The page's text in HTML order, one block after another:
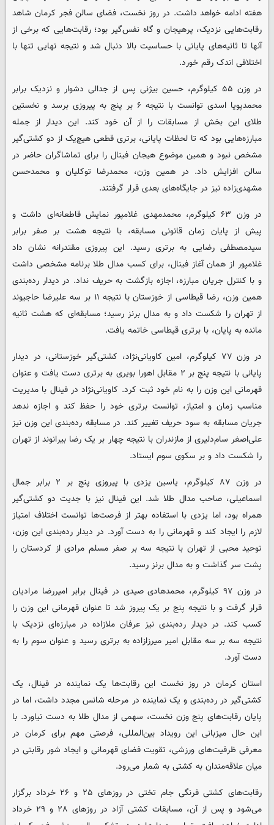
هفته ادامه خواهد داشت. در روز نخست، فضای سالن فجر کرمان شاهد
رقابت‌هایی نزدیک، پرهیجان و گاه نفس‌گیر بود؛ رقابت‌هایی که برخی از
آنها تا ثانیه‌های پایانی با حساسیت بالا دنبال شد و نتیجه نهایی تنها با
اختلافی اندک رقم خورد.
در وزن ۵۵ کیلوگرم، حسین بیژنی پس از جدالی دشوار و نزدیک برابر
محمدپویا اسدی توانست با نتیجه ۶ بر پنج به پیروزی برسد و نخستین
طلای این بخش از مسابقات را از آن خود کند. این دیدار از جمله
مبارزه‌هایی بود که تا لحظات پایانی، برتری قطعی هیچ‌یک از دو کشتی‌گیر
مشخص نبود و همین موضوع هیجان فینال را برای تماشاگران حاضر در
سالن افزایش داد. در همین وزن، محمدرضا توکلیان و محمدحسن
مشهدی‌زاده نیز در جایگاه‌های بعدی قرار گرفتند.
در وزن ۶۳ کیلوگرم، محمدمهدی غلامپور نمایش قاطعانه‌ای داشت و
پیش از پایان زمان قانونی مسابقه، با نتیجه هشت بر صفر برابر
سیدمصطفی رضایی به برتری رسید. این پیروزی مقتدرانه نشان داد
غلامپور از همان آغاز فینال، برای کسب مدال طلا برنامه مشخصی داشت
و با کنترل جریان مبارزه، اجازه بازگشت به حریف نداد. در دیدار رده‌بندی
همین وزن، رضا قیطاسی از خوزستان با نتیجه ۱۱ بر سه علیرضا حاجیوند
از تهران را شکست داد و به مدال برنز رسید؛ مسابقه‌ای که هشت ثانیه
مانده به پایان، با برتری قیطاسی خاتمه یافت.
در وزن ۷۷ کیلوگرم، امین کاویانی‌نژاد، کشتی‌گیر خوزستانی، در دیدار
پایانی با نتیجه پنج بر ۲ مقابل اهورا بویری به برتری دست یافت و عنوان
قهرمانی این وزن را به نام خود ثبت کرد. کاویانی‌نژاد در فینال با مدیریت
مناسب زمان و امتیاز، توانست برتری خود را حفظ کند و اجازه ندهد
جریان مسابقه به سود حریف تغییر کند. در مسابقه رده‌بندی این وزن نیز
علی‌اصغر سام‌دلیری از مازندران با نتیجه چهار بر یک رضا بیرانوند از تهران
را شکست داد و بر سکوی سوم ایستاد.
در وزن ۸۷ کیلوگرم، یاسین یزدی با پیروزی پنج بر ۲ برابر جمال
اسماعیلی، صاحب مدال طلا شد. این فینال نیز با جدیت دو کشتی‌گیر
همراه بود، اما یزدی با استفاده بهتر از فرصت‌ها توانست اختلاف امتیاز
لازم را ایجاد کند و قهرمانی را به دست آورد. در دیدار رده‌بندی این وزن،
توحید محبی از تهران با نتیجه سه بر صفر مسلم مرادی از کردستان را
پشت سر گذاشت و به مدال برنز رسید.
در وزن ۹۷ کیلوگرم، محمدهادی صیدی در فینال برابر امیررضا مرادیان
قرار گرفت و با نتیجه پنج بر یک پیروز شد تا عنوان قهرمانی این وزن را
کسب کند. در دیدار رده‌بندی نیز عرفان ملازاده در مبارزه‌ای نزدیک با
نتیجه سه بر سه مقابل امیر میرزازاده به برتری رسید و عنوان سوم را به
دست آورد.
استان کرمان در روز نخست این رقابت‌ها یک نماینده در فینال، یک
کشتی‌گیر در رده‌بندی و یک نماینده در مرحله شانس مجدد داشت، اما در
پایان رقابت‌های پنج وزن نخست، سهمی از مدال طلا به دست نیاورد. با
این حال میزبانی این رویداد بین‌المللی، فرصتی مهم برای کرمان در
معرفی ظرفیت‌های ورزشی، تقویت فضای قهرمانی و ایجاد شور رقابتی در
میان علاقه‌مندان به کشتی به شمار می‌رود.
رقابت‌های کشتی فرنگی جام تختی در روزهای ۲۵ و ۲۶ خرداد برگزار
می‌شود و پس از آن، مسابقات کشتی آزاد در روزهای ۲۸ و ۲۹ خرداد